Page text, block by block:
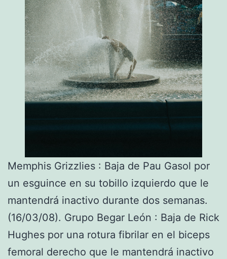
Memphis Grizzlies : Baja de Pau Gasol por
un esguince en su tobillo izquierdo que le
mantendrá inactivo durante dos semanas.
(16/03/08). Grupo Begar León : Baja de Rick
Hughes por una rotura fibrilar en el biceps
femoral derecho que le mantendrá inactivo